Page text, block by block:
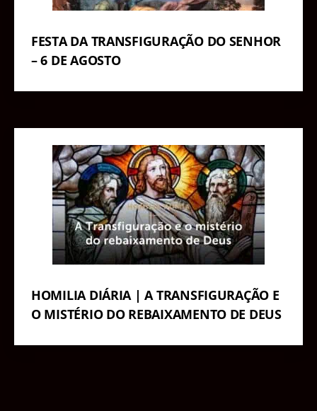
FESTA DA TRANSFIGURAÇÃO DO SENHOR
– 6 DE AGOSTO
HOMILIA DIÁRIA | A TRANSFIGURAÇÃO E
O MISTÉRIO DO REBAIXAMENTO DE DEUS